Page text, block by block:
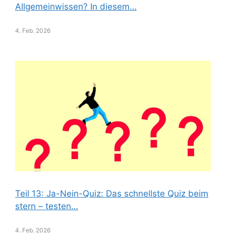
Allgemeinwissen? In diesem…
4. Feb. 2026
Teil 13: Ja-Nein-Quiz: Das schnellste Quiz beim
stern – testen…
4. Feb. 2026